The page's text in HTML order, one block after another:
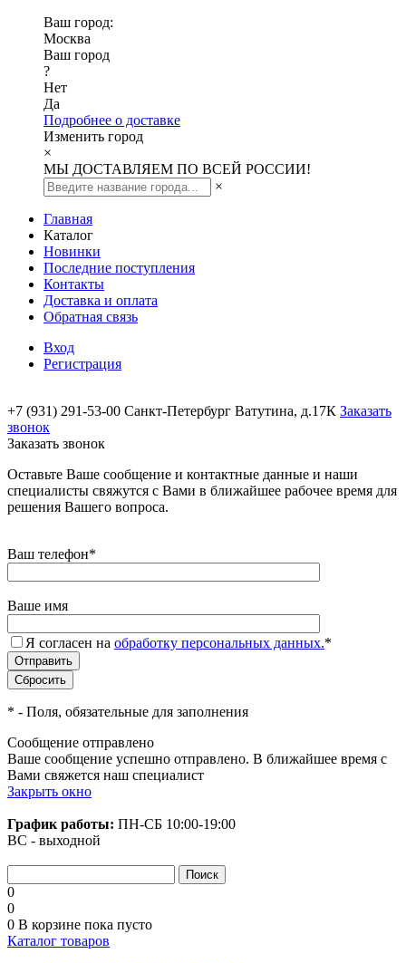
Ваш город:
Москва
Ваш город
?
Нет
Да
Подробнее о доставке
Изменить город
×
МЫ ДОСТАВЛЯЕМ ПО ВСЕЙ РОССИИ!
×
Главная
Каталог
Новинки
Последние поступления
Контакты
Доставка и оплата
Обратная связь
Вход
Регистрация
+7 (931) 291-53-00 Санкт-Петербург Ватутина, д.17К Заказать
звонок
Заказать звонок
Оставьте Ваше сообщение и контактные данные и наши
специалисты свяжутся с Вами в ближайшее рабочее время для
решения Вашего вопроса.
Ваш телефон*
Ваше имя
Я согласен на обработку персональных данных.*
* - Поля, обязательные для заполнения
Сообщение отправлено
Ваше сообщение успешно отправлено. В ближайшее время с
Вами свяжется наш специалист
Закрыть окно
График работы: ПН-СБ 10:00-19:00
ВС - выходной
0
0
0 В корзине пока пусто
Каталог товаров